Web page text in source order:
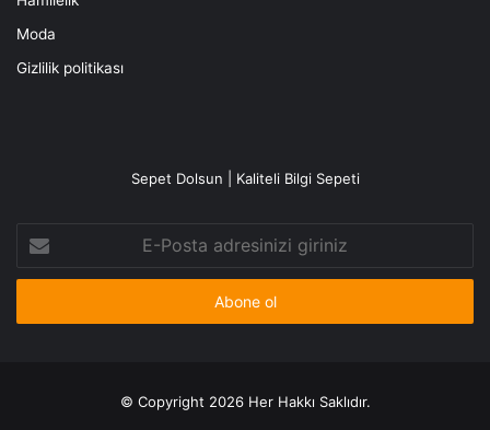
Moda
Gizlilik politikası
Sepet Dolsun | Kaliteli Bilgi Sepeti
Posta
adresinizi
© Copyright 2026 Her Hakkı Saklıdır.